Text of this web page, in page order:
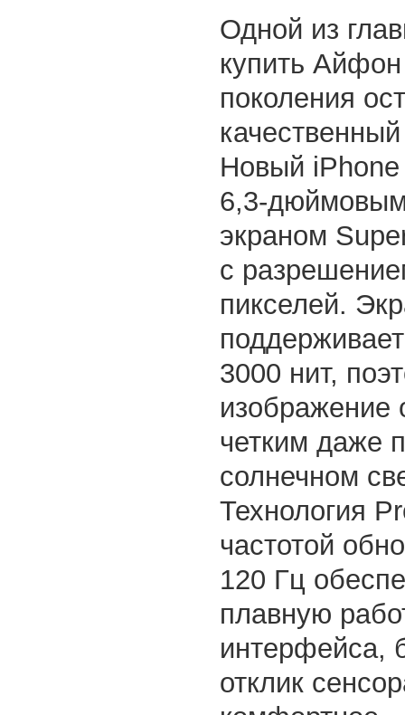
Одной из
купить
поколения
Новый
6,3-
экраном
с
пикселей.
3000 нит,
изображение
четким даже
солнечном
Технология
частотой
120 Гц
плавную
интерфейса,
отклик